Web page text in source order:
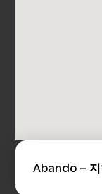
Abando – 지